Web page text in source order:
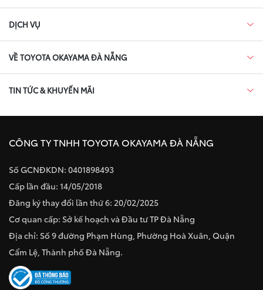
DỊCH VỤ
VỀ TOYOTA OKAYAMA ĐÀ NẴNG
TIN TỨC & KHUYẾN MÃI
CÔNG TY TNHH TOYOTA OKAYAMA ĐÀ NẴNG
Số GCNĐKDN: 0401898493
Cấp lần đầu: 14/05/2018
Đăng ký thay đổi lần thứ 6: 20/02/2025
Cơ quan cấp: Sở kế hoạch và Đầu tư TP Đà Nẵng
Địa chỉ: Số 9 đường Phạm Hùng, Phường Hoà Xuân, Quận
Cẩm Lệ, Thành phố Đà Nẵng.